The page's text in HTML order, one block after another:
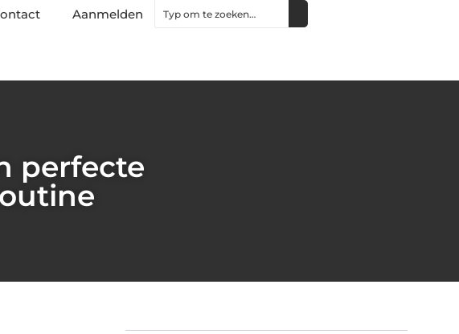
Aanmelden
perfecte